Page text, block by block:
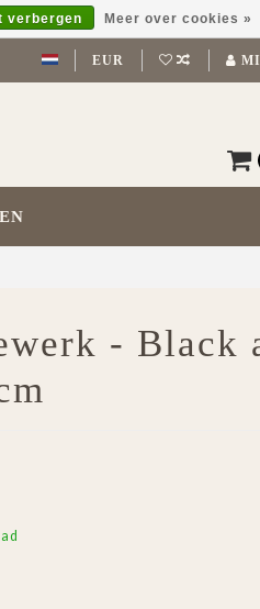
EUR
- Black
verbergen Meer over cookies »